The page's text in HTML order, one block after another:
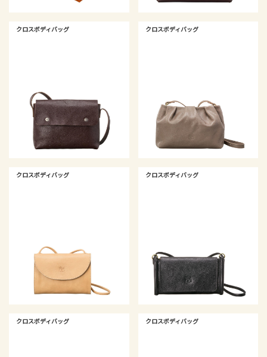
クロスボディバッグ クロスボディバッグ
クロスボディバッグ クロスボディバッグ
クロスボディバッグ クロスボディバッグ